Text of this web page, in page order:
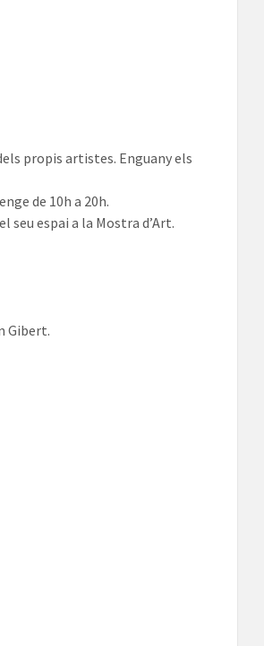
propis artistes. Enguany els
de 10h a 20h.
espai a la Mostra d’Art.
Gibert.